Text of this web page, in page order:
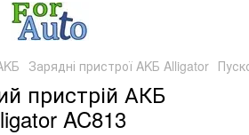
Зарядні пристрої AKБ Alligator
пристрій АКБ
AC813